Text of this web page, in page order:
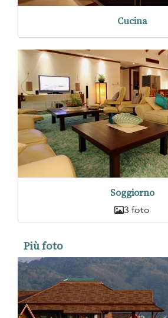
Cucina
Soggiorno
3 foto
Più foto